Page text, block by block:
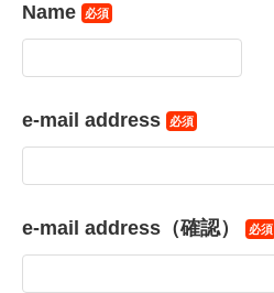
Name 必須
e-mail address 必須
e-mail address（確認） 必須